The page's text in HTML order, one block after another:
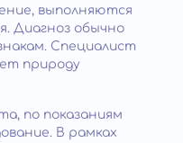
выполняются
Диагноз обычно
Специалист
природу
по показаниям
В рамках